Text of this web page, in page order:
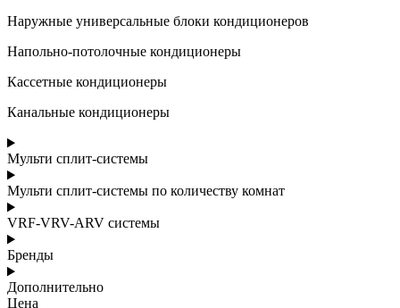
Наружные универсальные блоки кондиционеров
Напольно-потолочные кондиционеры
Кассетные кондиционеры
Канальные кондиционеры
Мульти сплит-системы
Мульти сплит-системы по количеству комнат
VRF-VRV-ARV системы
Бренды
Дополнительно
Цена